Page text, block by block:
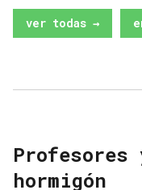
ver todas →
Profesores
hormigón